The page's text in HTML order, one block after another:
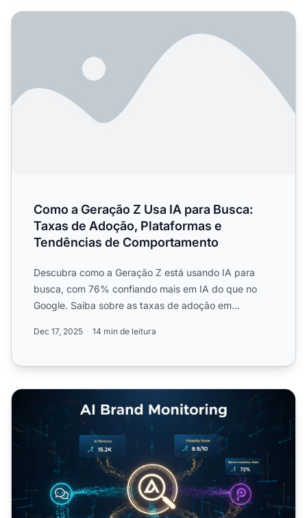
Como a Geração Z Usa IA para Busca: Taxas de
Como a Geração Z Usa IA para Busca:
Taxas de Adoção, Plataformas e
Tendências de Comportamento
Descubra como a Geração Z está usando IA para
busca, com 76% confiando mais em IA do que no
Google. Saiba sobre as taxas de adoção em
Dec 17, 2025 14 min de leitura
Por que 52% da Geração Z Confia em IA para Decisões